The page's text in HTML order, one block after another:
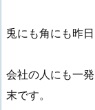
兎にも角にも昨
会社の人にも一
末です。